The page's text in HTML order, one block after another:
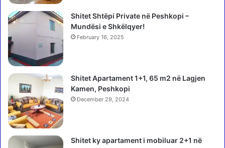
s
s
h
k
o
n
o
a
s
n
f
Shitet Shtëpi Private në Peshkopi –
Mundësi e Shkëlqyer!
February 16, 2025
Shitet Apartament 1+1, 65 m2 në Lagjen
Kamen, Peshkopi
December 29, 2024
Shitet ky apartament i mobiluar 2+1 në